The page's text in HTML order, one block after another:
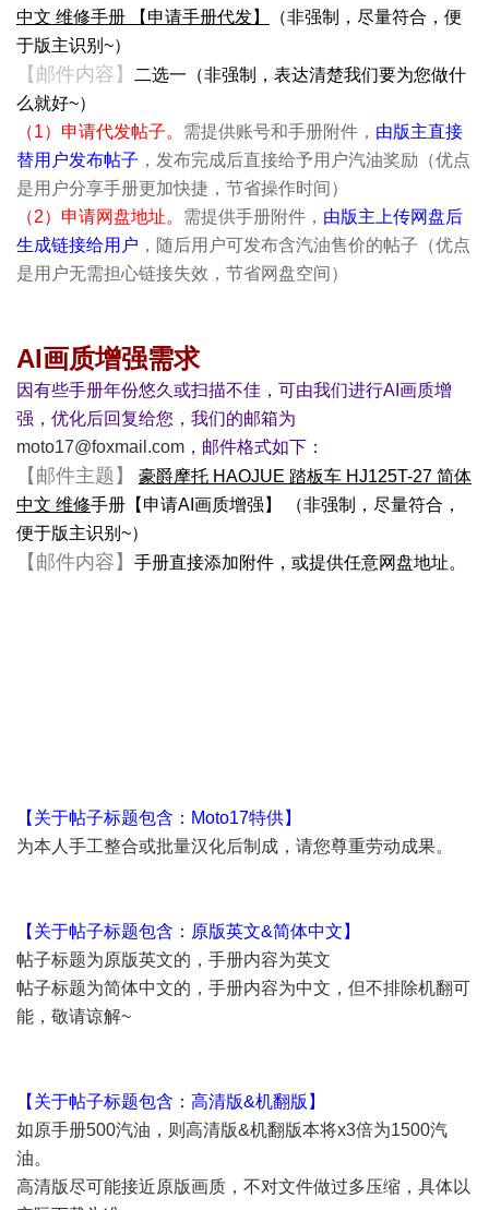
中文 维修手册 【申请手册代发】
（非强制，尽量符合，便
于版主识别~）
【邮件内容】
二选一（非强制，表达清楚我们要为您做什
么就好~）
（1）申请代发帖子。 需提供账号和手册附件， 由版主直接
替用户发布帖子 ，发布完成后直接给予用户汽油奖励（优点
是用户分享手册更加快捷，节省操作时间）
（2）申请网盘地址。 需提供手册附件， 由版主上传网盘后
生成链接给用户 ，随后用户可发布含汽油售价的帖子（优点
是用户无需担心链接失效，节省网盘空间）
AI画质增强需求
因有些手册年份悠久或扫描不佳，可由我们进行AI画质增
强，优化后回复给您，我们的邮箱为
moto17@foxmail.com ，邮件格式如下：
【邮件主题】
豪爵摩托 HAOJUE 踏板车 HJ125T-27 简体
中文 维修手册【申请AI画质增强】 （非强制，尽量符合，
便于版主识别~）
【邮件内容】 手册直接添加附件，或提供任意网盘地址。
【关于帖子标题包含 ：Moto17特供】
为本人手工整合或批量汉化后制成，请您尊重劳动成果。
【关于帖子标题包含：原版英文&简体中文】
帖子标题为原版英文的，手册内容为英文
帖子标题为简体中文的，手册内容为中文，但不排除机翻可
能，敬请谅解~
【关于帖子标题包含 ：高清版&机翻版】
如原手册500汽油，则高清版&机翻版本将x3倍为1500汽
油。
高清版尽可能接近原版画质，不对文件做过多压缩，具体以